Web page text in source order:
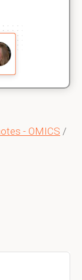
- OMICS /